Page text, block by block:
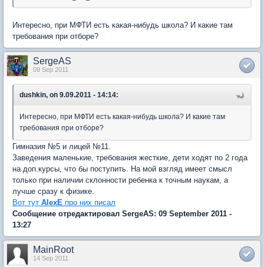
Интересно, при МФТИ есть какая-нибудь школа? И какие там
требования при отборе?
SergeAS
09 Sep 2011
dushkin, on 9.09.2011 - 14:14:
Интересно, при МФТИ есть какая-нибудь школа? И какие там
требования при отборе?
Гимназия №5 и лицей №11.
Заведения маленькие, требования жесткие, дети ходят по 2 года
на доп.курсы, что бы поступить. На мой взгляд имеет смысл
только при наличии склонности ребенка к точным наукам, а
лучше сразу к физике.
Вот тут AlexE про них писал
Сообщение отредактировал SergeAS: 09 September 2011 -
13:27
MainRoot
14 Sep 2011